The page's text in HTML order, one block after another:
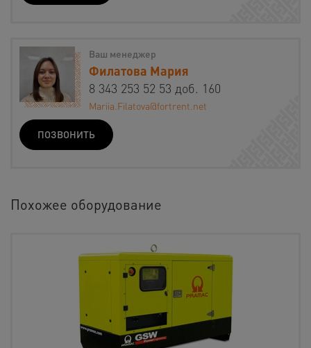
Ваш менеджер
Филатова Мария
8 343 253 52 53 доб. 160
Mariia.Filatova@fortrent.net
ПОЗВОНИТЬ
Похожее оборудование